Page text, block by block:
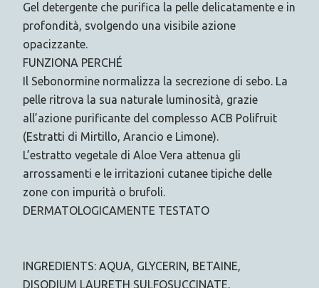
Gel detergente che purifica la pelle delicatamente e in
profondità, svolgendo una visibile azione
opacizzante.
FUNZIONA PERCHÉ
Il Sebonormine normalizza la secrezione di sebo. La
pelle ritrova la sua naturale luminosità, grazie
all’azione purificante del complesso ACB Polifruit
(Estratti di Mirtillo, Arancio e Limone).
L’estratto vegetale di Aloe Vera attenua gli
arrossamenti e le irritazioni cutanee tipiche delle
zone con impurità o brufoli.
DERMATOLOGICAMENTE TESTATO
INGREDIENTS: AQUA, GLYCERIN, BETAINE,
DISODIUM LAURETH SULFOSUCCINATE,